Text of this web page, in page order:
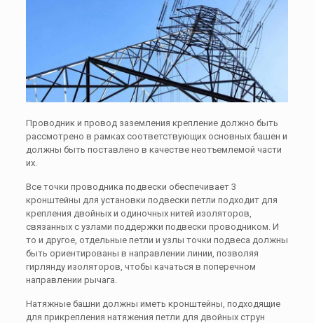
Проводник и провод заземления крепление должно быть
рассмотрено в рамках соответствующих основных башен и
должны быть поставлено в качестве неотъемлемой части
их.
Все точки проводника подвески обеспечивает 3
кронштейны для установки подвески петли подходит для
крепления двойных и одиночных нитей изоляторов,
связанных с узлами поддержки подвески проводником. И
то и другое, отдельные петли и узлы точки подвеса должны
быть ориентированы в направлении линии, позволяя
гирлянду изоляторов, чтобы качаться в поперечном
направлении рычага.
Натяжные башни должны иметь кронштейны, подходящие
для прикрепления натяжения петли для двойных струн